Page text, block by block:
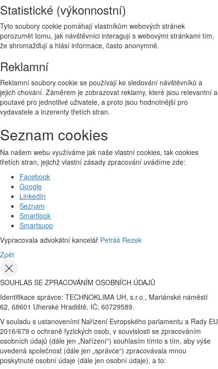
Statistické (výkonnostní)
Tyto soubory cookie pomáhají vlastníkům webových stránek
porozumět tomu, jak návštěvníci interagují s webovými stránkami tím,
že shromažďují a hlásí informace, často anonymně.
Reklamní
Reklamní soubory cookie se používají ke sledování návštěvníků a
jejich chování. Záměrem je zobrazovat reklamy, které jsou relevantní a
poutavé pro jednotlivé uživatele, a proto jsou hodnotnější pro
vydavatele a inzerenty třetích stran.
Seznam cookies
Na našem webu využíváme jak naše vlastní cookies, tak cookies
třetích stran, jejichž vlastní zásady zpracování uvádíme zde:
Facebook
Google
LinkedIn
Seznam
Smartlook
Smartsupp
Vypracovala advokátní kancelář Petráš Rezek
Zpět
SOUHLAS SE ZPRACOVÁNÍM OSOBNÍCH ÚDAJŮ
Identifikace správce: TECHNOKLIMA UH, s.r.o., Mariánské náměstí
62, 68601 Uherské Hradiště, IČ: 60729589.
V souladu s ustanoveními Nařízení Evropského parlamentu a Rady EU
2016/679 o ochraně fyzických osob, v souvislosti se zpracováním
osobních údajů (dále jen „Nařízení“) souhlasím tímto s tím, aby výše
uvedená společnost (dále jen „správce“) zpracovávala mnou
poskytnuté osobní údaje (dále jen osobní údaje), a to: